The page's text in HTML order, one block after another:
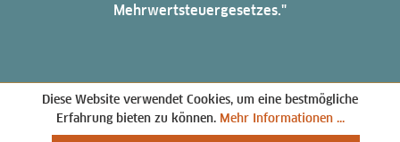
Mehrwertsteuergesetzes."
Diese Website verwendet Cookies, um eine bestmögliche
Erfahrung bieten zu können. Mehr Informationen ...